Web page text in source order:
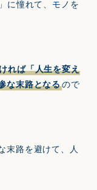
に憧れて、モノを
れば「人生を変え
な末路となるので
末路を避けて、人